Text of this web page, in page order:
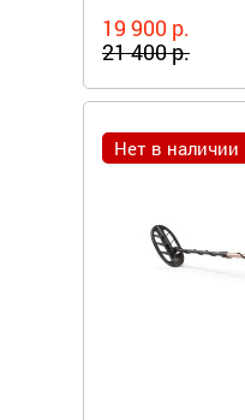
19 900 р.
21 400 р.
Нет в наличии